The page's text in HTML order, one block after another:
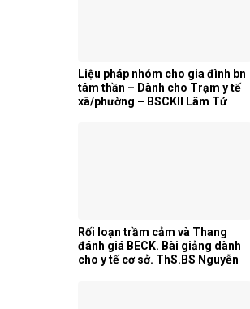
Liệu pháp nhóm cho gia đình bn
tâm thần – Dành cho Trạm y tế
xã/phường – BSCKII Lâm Tứ
Rối loạn trầm cảm và Thang
đánh giá BECK. Bài giảng dành
cho y tế cơ sở. ThS.BS Nguyễn